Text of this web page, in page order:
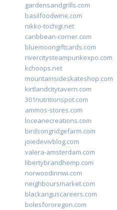
gardensandgrills.com
basilfoodwine.com
nikko-tochigi.net
caribbean-corner.com
bluemoongiftcards.com
rivercitysteampunkexpo.com
kchoops.net
mountainsideskateshop.com
kirtlandcitytavern.com
301nutritionspot.com
ammos-stores.com
loceanecreations.com
birdsongridgefarm.com
joiedevivblog.com
valera-amsterdam.com
libertybrandhemp.com
norwoodinnwi.com
neighboursmarket.com
blackanguscareers.com
bolesfororegon.com